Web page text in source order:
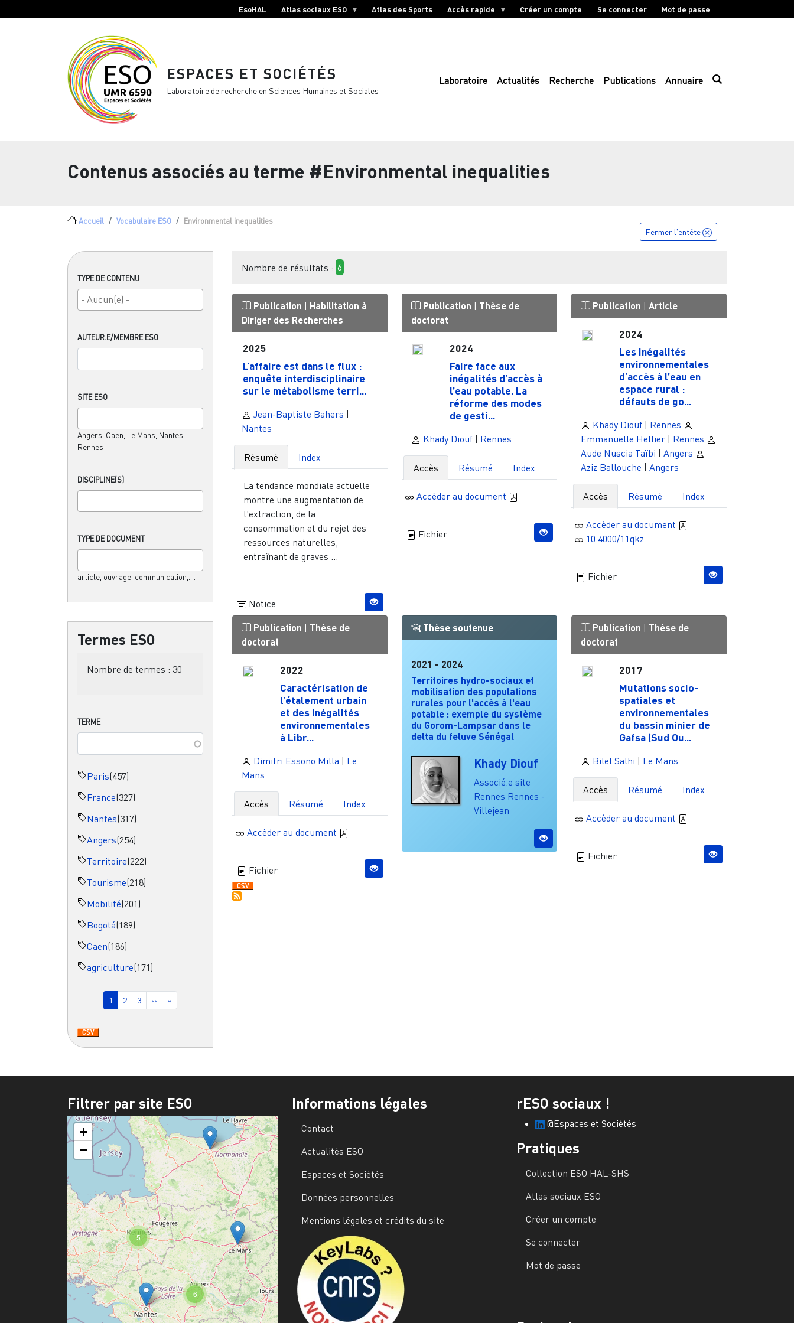
EsoHAL Atlas sociaux ESO Atlas des Sports Accès rapide Créer un compte Se connecter Mot de passe
ESPACES ET SOCIÉTÉS
Laboratoire de recherche en Sciences Humaines et Sociales
Laboratoire Actualités Recherche Publications Annuaire
Contenus associés au terme #Environmental inequalities
Fil d'Ariane
Accueil Vocabulaire ESO Environmental inequalities
TYPE DE CONTENU
AUTEUR.E/MEMBRE ESO
SITE ESO
Angers, Caen, Le Mans, Nantes,
Rennes
DISCIPLINE(S)
TYPE DE DOCUMENT
article, ouvrage, communication,....
Termes ESO
Nombre de termes : 30
TERME
Paris(457)
France(327)
Nantes(317)
Angers(254)
Territoire(222)
Tourisme(218)
Mobilité(201)
Bogotá(189)
Caen(186)
agriculture(171)
Pagination
Page courante
1 Page
2 Page
3 Page suivante
›› Dernière page
»
Fermer l'entête
Nombre de résultats : 6
Publication | Habilitation à
Diriger des Recherches
2025
L’affaire est dans le flux :
enquête interdisciplinaire
sur le métabolisme terri...
Jean-Baptiste Bahers |
Nantes
Résumé Index
La tendance mondiale actuelle
montre une augmentation de
l'extraction, de la
consommation et du rejet des
ressources naturelles,
entraînant de graves ...
Notice
Publication | Thèse de
doctorat
2024
Faire face aux
inégalités d’accès à
l’eau potable. La
réforme des modes
de gesti...
Khady Diouf| Rennes
Accès Résumé Index
Accèder au document
Fichier
Publication | Article
2024
Les inégalités
environnementales
d’accès à l’eau en
espace rural :
défauts de go...
Khady Diouf| Rennes
Emmanuelle Hellier| Rennes
Aude Nuscia Taïbi | Angers
Aziz Ballouche | Angers
Accès Résumé Index
Accèder au document
10.4000/11qkz
Fichier
Publication | Thèse de
doctorat
2022
Caractérisation de
l’étalement urbain
et des inégalités
environnementales
à Libr...
Dimitri Essono Milla | Le
Mans
Accès Résumé Index
Accèder au document
Fichier
Thèse soutenue
2021 - 2024
Territoires hydro-sociaux et
mobilisation des populations
rurales pour l'accès à l'eau
potable : exemple du système
du Gorom-Lampsar dans le
delta du feluve Sénégal
Khady Diouf
Associé.e site
Rennes Rennes -
Villejean
Publication | Thèse de
doctorat
2017
Mutations socio-
spatiales et
environnementales
du bassin minier de
Gafsa (Sud Ou...
Bilel Salhi | Le Mans
Accès Résumé Index
Accèder au document
Fichier
Filtrer par site ESO
6
5
+
−
Informations légales
Contact
Actualités ESO
Espaces et Sociétés
Données personnelles
Mentions légales et crédits du site
rESO sociaux !
@Espaces et Sociétés
Pratiques
Collection ESO HAL-SHS
Atlas sociaux ESO
Créer un compte
Se connecter
Mot de passe